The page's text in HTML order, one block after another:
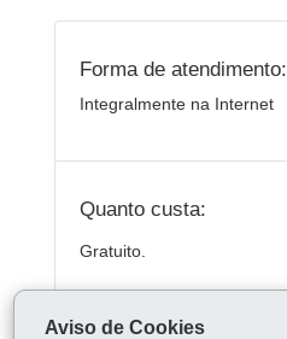
Forma de atendimento:
Integralmente na Internet
Quanto custa:
Gratuito.
Aviso de Cookies